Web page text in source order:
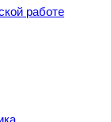
работе